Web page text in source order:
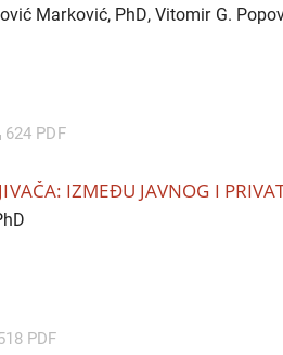
Marković, PhD, Vitomir G.
624 PDF
IZMEĐU JAVNOG I
PDF